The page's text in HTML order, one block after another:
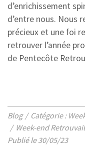
d’enrichissement
d’entre nous. Nous
précieux et une foi
retrouver l’année
de Pentecôte
Blog
Catégorie :
Week-end
Publié le 30/05/23